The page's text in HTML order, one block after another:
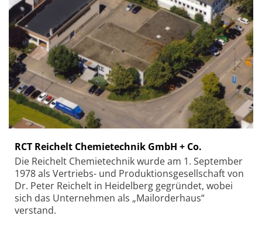
RCT Reichelt Chemietechnik GmbH + Co.
Die Reichelt Chemietechnik wurde am 1. September
1978 als Vertriebs- und Produktionsgesellschaft von
Dr. Peter Reichelt in Heidelberg gegründet, wobei
sich das Unternehmen als „Mailorderhaus“
verstand.